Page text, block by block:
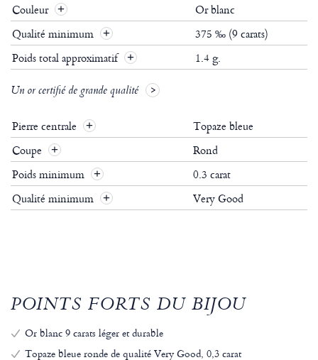
Couleur
Or blanc
Qualité minimum
375 ‰ (9 carats)
Poids total approximatif
1.4 g.
Un or certifié de grande qualité
Pierre centrale
Topaze bleue
Coupe
Rond
Poids minimum
0.3 carat
Qualité minimum
Very Good
POINTS FORTS DU BIJOU
Or blanc 9 carats léger et durable
Topaze bleue ronde de qualité Very Good, 0,3 carat